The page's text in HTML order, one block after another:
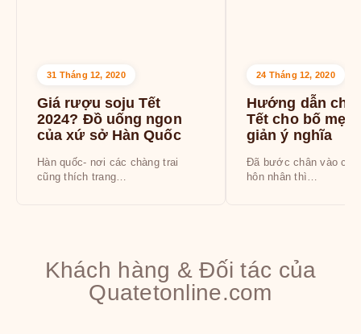
31 Tháng 12, 2020
Giá rượu soju Tết
2024? Đồ uống ngon
của xứ sở Hàn Quốc
Hàn quốc- nơi các chàng trai
cũng thích trang…
24 Tháng 12, 2020
Hướng dẫn
Tết cho bố mẹ
giản ý nghĩa
Đã bước chân vào
hôn nhân thì…
Khách hàng & Đối tác của
Quatetonline.com